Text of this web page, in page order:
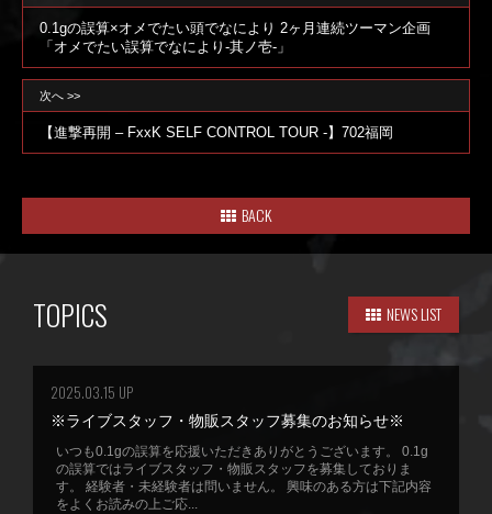
0.1gの誤算×オメでたい頭でなにより 2ヶ月連続ツーマン企画
「オメでたい誤算でなにより-其ノ壱-」
次へ >>
【進撃再開 – FxxK SELF CONTROL TOUR -】702福岡
BACK
TOPICS NEWS LIST
2025.03.15 UP
※ライブスタッフ・物販スタッフ募集のお知らせ※
いつも0.1gの誤算を応援いただきありがとうございます。 0.1g
の誤算ではライブスタッフ・物販スタッフを募集しておりま
す。 経験者・未経験者は問いません。 興味のある方は下記内容
をよくお読みの上ご応...